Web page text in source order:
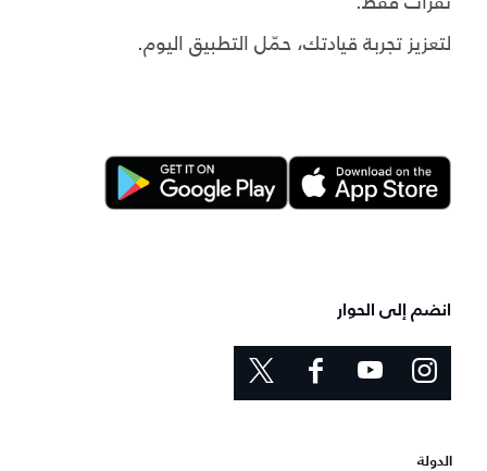
لتعزيز تجربة قيادتك، حمّل التطبيق اليوم.
انضم إلى الحوار
الدولة